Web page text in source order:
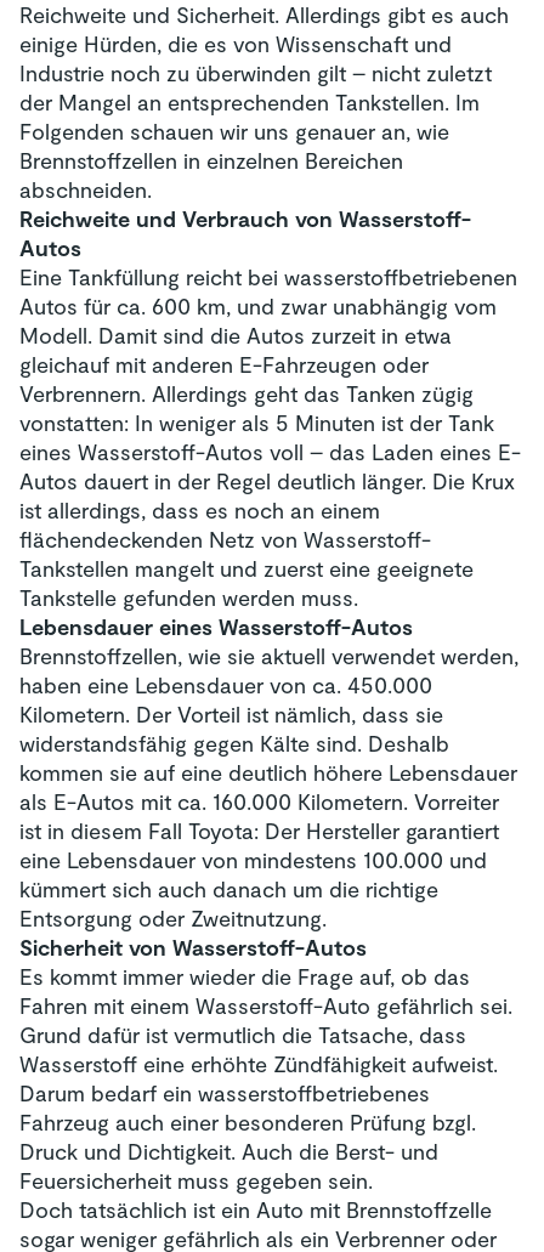
Reichweite und Sicherheit. Allerdings gibt es auch
einige Hürden, die es von Wissenschaft und
Industrie noch zu überwinden gilt – nicht zuletzt
der Mangel an entsprechenden Tankstellen. Im
Folgenden schauen wir uns genauer an, wie
Brennstoffzellen in einzelnen Bereichen
abschneiden.
Reichweite und Verbrauch von Wasserstoff-
Autos
Eine Tankfüllung reicht bei wasserstoffbetriebenen
Autos für ca. 600 km, und zwar unabhängig vom
Modell. Damit sind die Autos zurzeit in etwa
gleichauf mit anderen E-Fahrzeugen oder
Verbrennern. Allerdings geht das Tanken zügig
vonstatten: In weniger als 5 Minuten ist der Tank
eines Wasserstoff-Autos voll – das Laden eines E-
Autos dauert in der Regel deutlich länger. Die Krux
ist allerdings, dass es noch an einem
flächendeckenden Netz von Wasserstoff-
Tankstellen mangelt und zuerst eine geeignete
Tankstelle gefunden werden muss.
Lebensdauer eines Wasserstoff-Autos
Brennstoffzellen, wie sie aktuell verwendet werden,
haben eine Lebensdauer von ca. 450.000
Kilometern. Der Vorteil ist nämlich, dass sie
widerstandsfähig gegen Kälte sind. Deshalb
kommen sie auf eine deutlich höhere Lebensdauer
als E-Autos mit ca. 160.000 Kilometern. Vorreiter
ist in diesem Fall Toyota: Der Hersteller garantiert
eine Lebensdauer von mindestens 100.000 und
kümmert sich auch danach um die richtige
Entsorgung oder Zweitnutzung.
Sicherheit von Wasserstoff-Autos
Es kommt immer wieder die Frage auf, ob das
Fahren mit einem Wasserstoff-Auto gefährlich sei.
Grund dafür ist vermutlich die Tatsache, dass
Wasserstoff eine erhöhte Zündfähigkeit aufweist.
Darum bedarf ein wasserstoffbetriebenes
Fahrzeug auch einer besonderen Prüfung bzgl.
Druck und Dichtigkeit. Auch die Berst- und
Feuersicherheit muss gegeben sein.
Doch tatsächlich ist ein Auto mit Brennstoffzelle
sogar weniger gefährlich als ein Verbrenner oder